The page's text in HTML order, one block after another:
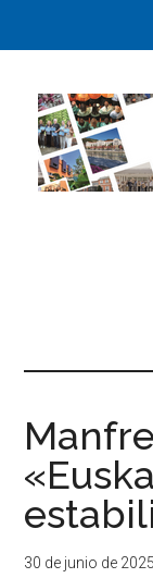
30 de junio de 2025